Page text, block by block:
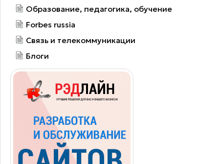
Образование, педагогика, обучение
Forbes russia
Связь и телекоммуникации
Блоги